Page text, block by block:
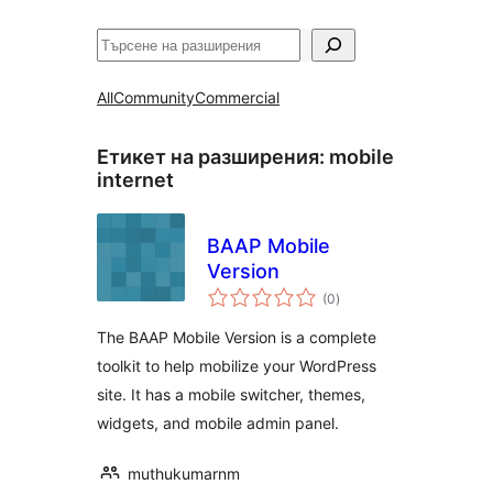
Търсене
AllCommunityCommercial
Етикет на разширения: mobile
internet
BAAP Mobile
Version
(0общо
оценки
)
The BAAP Mobile Version is a complete
toolkit to help mobilize your WordPress
site. It has a mobile switcher, themes,
widgets, and mobile admin panel.
muthukumarnm